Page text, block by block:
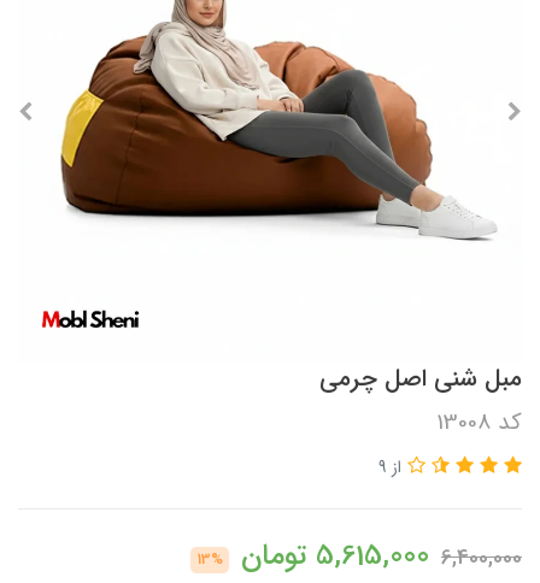
​مبل شنی اصل چرمی
کد 13008
از 9
6,400,000
5,615,000 تومان 13%